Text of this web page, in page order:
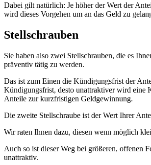
Dabei gilt natürlich: Je höher der Wert der
wird dieses Vorgehen um an das Geld zu
Stellschrauben
Sie haben also zwei Stellschrauben, die es
präventiv tätig zu werden.
Das ist zum Einen die Kündigungsfrist der
Kündigungsfrist, desto unattraktiver wird eine
Anteile zur kurzfristigen Geldgewinnung.
Die zweite Stellschraube ist der Wert Ihrer
Wir raten Ihnen dazu, diesen wenn möglich
Auch so ist dieser Weg bei größeren, offenen
unattraktiv.